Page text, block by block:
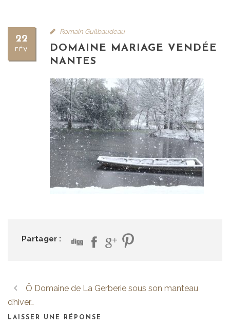
22
FÉV
Romain Guilbaudeau
DOMAINE MARIAGE VENDÉE
NANTES
Partager :
Ô Domaine de La Gerberie sous son manteau
d’hiver…
LAISSER UNE RÉPONSE